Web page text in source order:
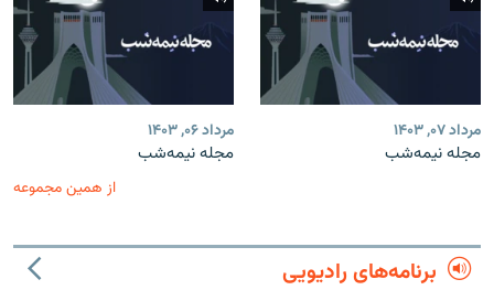
مرداد ۰۷, ۱۴۰۳
مجله نیمه‌شب
مرداد ۰۶, ۱۴۰۳
مجله نیمه‌شب
از همین مجموعه
برنامه‌های رادیویی